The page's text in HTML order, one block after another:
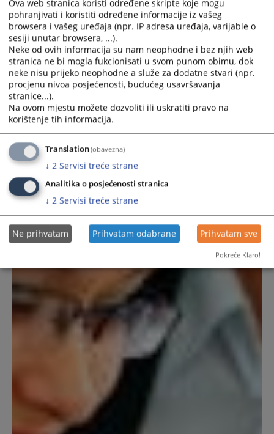
Ova web stranica koristi određene skripte koje mogu
pohranjivati i koristiti određene informacije iz vašeg
browsera i vašeg uređaja (npr. IP adresa uređaja, varijable o
sesiji unutar browsera, ...).
Neke od ovih informacija su nam neophodne i bez njih web
stranica ne bi mogla fukcionisati u svom punom obimu, dok
neke nisu prijeko neophodne a služe za dodatne stvari (npr.
procjenu nivoa posjećenosti, budućeg usavršavanja
stranice...).
Na ovom mjestu možete dozvoliti ili uskratiti pravo na
korištenje tih informacija.
Translation(obavezna)
↓ 2 Servisi treće strane
Analitika o posjećenosti stranica
↓ 2 Servisi treće strane
Ne prihvatam Prihvatam odabrane Prihvatam sve
Pokreće Klaro!